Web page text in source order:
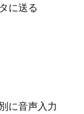
に送る
に音声入力